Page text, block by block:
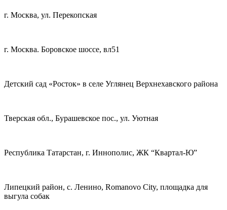
г. Москва, ул. Перекопская
г. Москва. Боровское шоссе, вл51
Детский сад «Росток» в селе Углянец Верхнехавского района
Тверская обл., Бурашевское пос., ул. Уютная
Республика Татарстан, г. Иннополис, ЖК “Квартал-Ю”
Липецкий район, с. Ленино, Romanovo City, площадка для
выгула собак